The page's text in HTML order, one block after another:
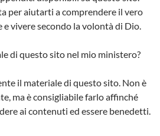
per aiutarti a comprendere il vero
e vivere secondo la volontà di Dio.
di questo sito nel mio ministero?
il materiale di questo sito. Non è
ma è consigliabile farlo affinché
ai contenuti ed essere benedetti.